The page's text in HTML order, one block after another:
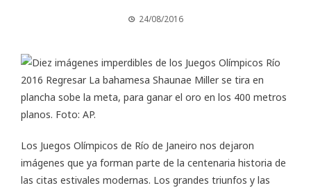
24/08/2016
Los Juegos Olímpicos de Río de Janeiro nos dejaron
imágenes que ya forman parte de la centenaria historia de
las citas estivales modernas. Los grandes triunfos y las